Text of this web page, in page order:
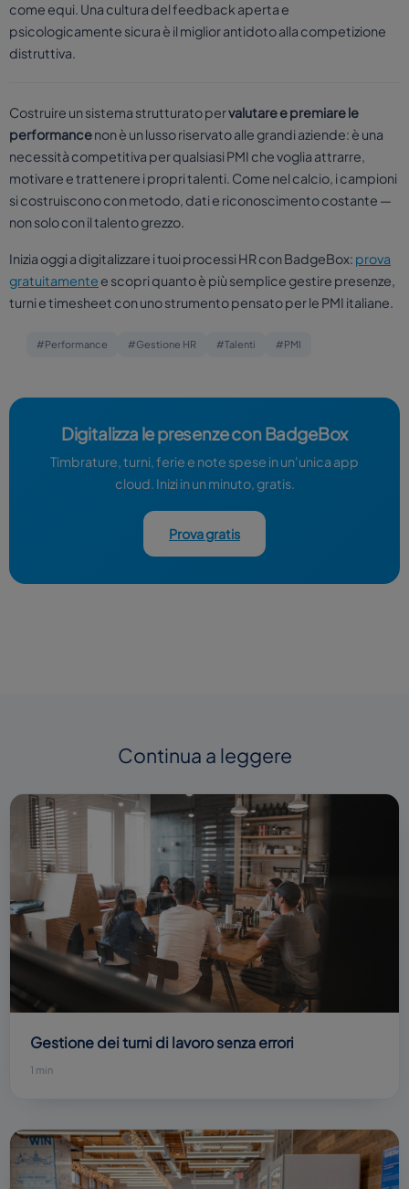
come equi. Una cultura del feedback aperta e
psicologicamente sicura è il miglior antidoto alla competizione
distruttiva.
Costruire un sistema strutturato pervalutare e premiare le
performancenon è un lusso riservato alle grandi aziende: è una
necessità competitiva per qualsiasi PMI che voglia attrarre,
motivare e trattenere i propri talenti. Come nel calcio, i campioni
si costruiscono con metodo, dati e riconoscimento costante —
non solo con il talento grezzo.
Inizia oggi a digitalizzare i tuoi processi HR con BadgeBox: prova
gratuitamente e scopri quanto è più semplice gestire presenze,
turni e timesheet con uno strumento pensato per le PMI italiane.
#Performance #Gestione HR #Talenti #PMI
Digitalizza le presenze con BadgeBox
Timbrature, turni, ferie e note spese in un'unica app
cloud. Inizi in un minuto, gratis.
Prova gratis
Continua a leggere
Gestione dei turni di lavoro senza errori
1 min